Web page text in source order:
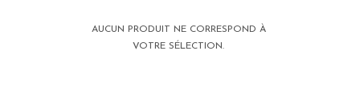
AUCUN PRODUIT NE CORRESPOND À
VOTRE SÉLECTION.